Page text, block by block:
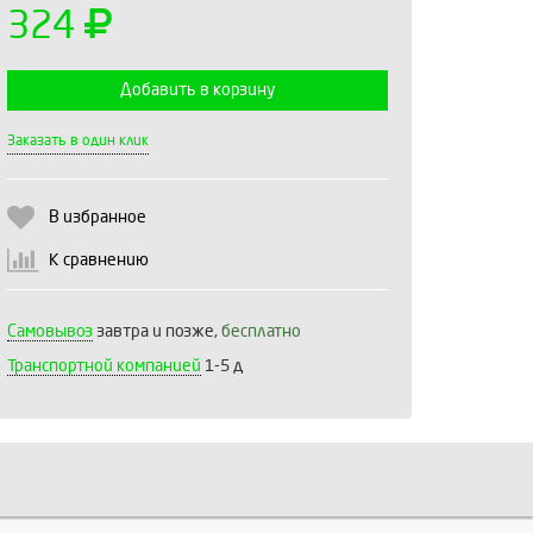
324
Добавить в корзину
Заказать в один клик
В избранное
К сравнению
Самовывоз завтра и позже, бесплатно
Транспортной компанией 1-5 д